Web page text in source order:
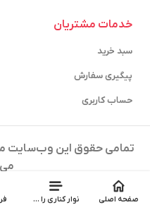
خدمات مشتریان
سبد خرید
پیگیری سفارش
حساب کاربری
تمامی حقوق این وب‌سایت
طراحی و صفحه اصلی نوار کناری را باز کنید